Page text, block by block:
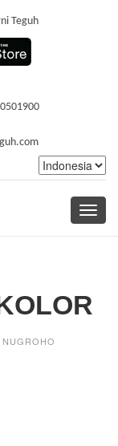
Teguh
Toggle